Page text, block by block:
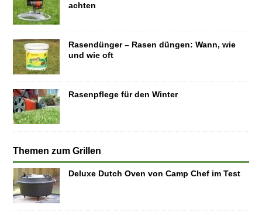
achten
Rasendünger – Rasen düngen: Wann, wie
und wie oft
Rasenpflege für den Winter
Themen zum Grillen
Deluxe Dutch Oven von Camp Chef im Test